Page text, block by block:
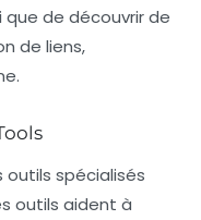
que de découvrir de
de liens,
spécialisés
outils aident à